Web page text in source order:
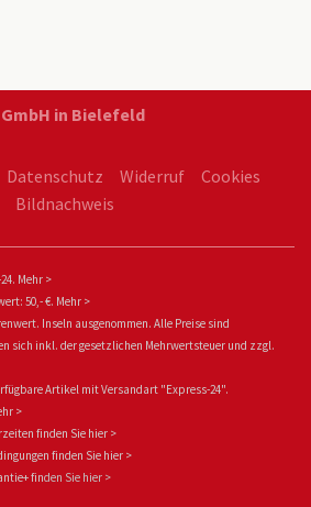
GmbH in Bielefeld
Datenschutz Widerruf
Cookies
Bildnachweis
Mehr >
50,- €. Mehr >
Inseln ausgenommen. Alle Preise sind
sich inkl. der gesetzlichen Mehrwertsteuer und zzgl.
Artikel mit Versandart "Express-24".
>
finden Sie hier >
finden Sie hier >
finden Sie hier >